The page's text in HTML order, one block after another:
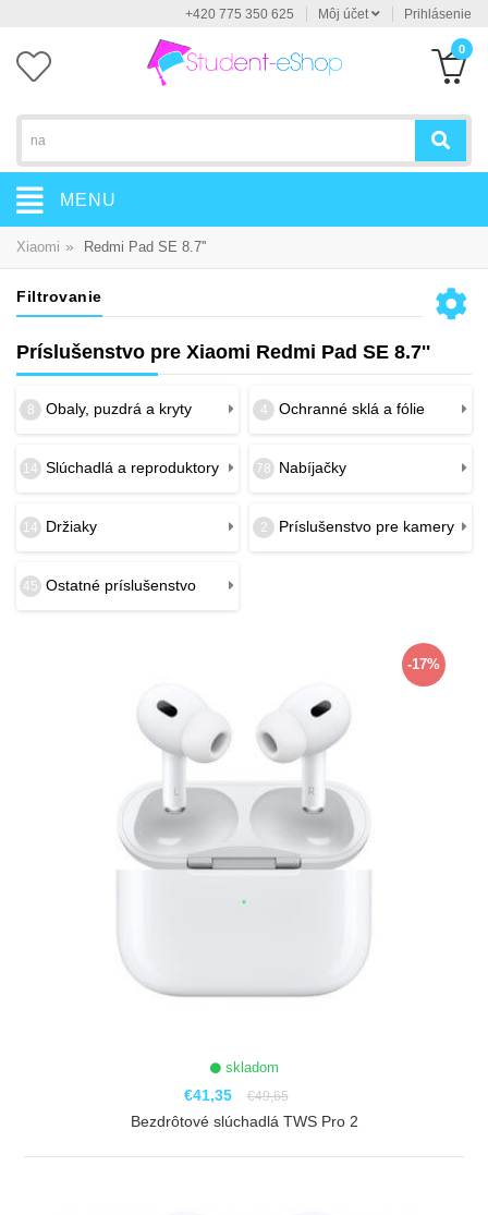
+420 775 350 625 Môj účet Prihlásenie
0
MENU
Xiaomi » Redmi Pad SE 8.7''
Filtrovanie
Príslušenstvo pre Xiaomi Redmi Pad SE 8.7''
8 Obaly, puzdrá a kryty 4 Ochranné sklá a fólie
14 Slúchadlá a reproduktory 78 Nabíjačky
14 Držiaky 2 Príslušenstvo pre kamery
45 Ostatné príslušenstvo
-17%
skladom
€41,35 €49,65
Bezdrôtové slúchadlá TWS Pro 2